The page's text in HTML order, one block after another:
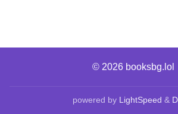
© 2026 booksbg.lol
powered by LightSpeed &